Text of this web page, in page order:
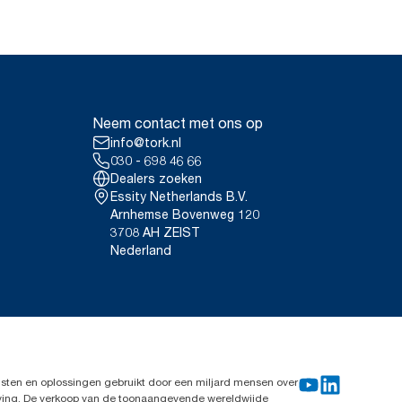
Neem contact met ons op
info@tork.nl
030 - 698 46 66
Dealers zoeken
Essity Netherlands B.V.
Arnhemse Bovenweg 120
3708 AH ZEIST
Nederland
en oplossingen gebruikt door een miljard mensen over
De verkoop van de toonaangevende wereldwijde